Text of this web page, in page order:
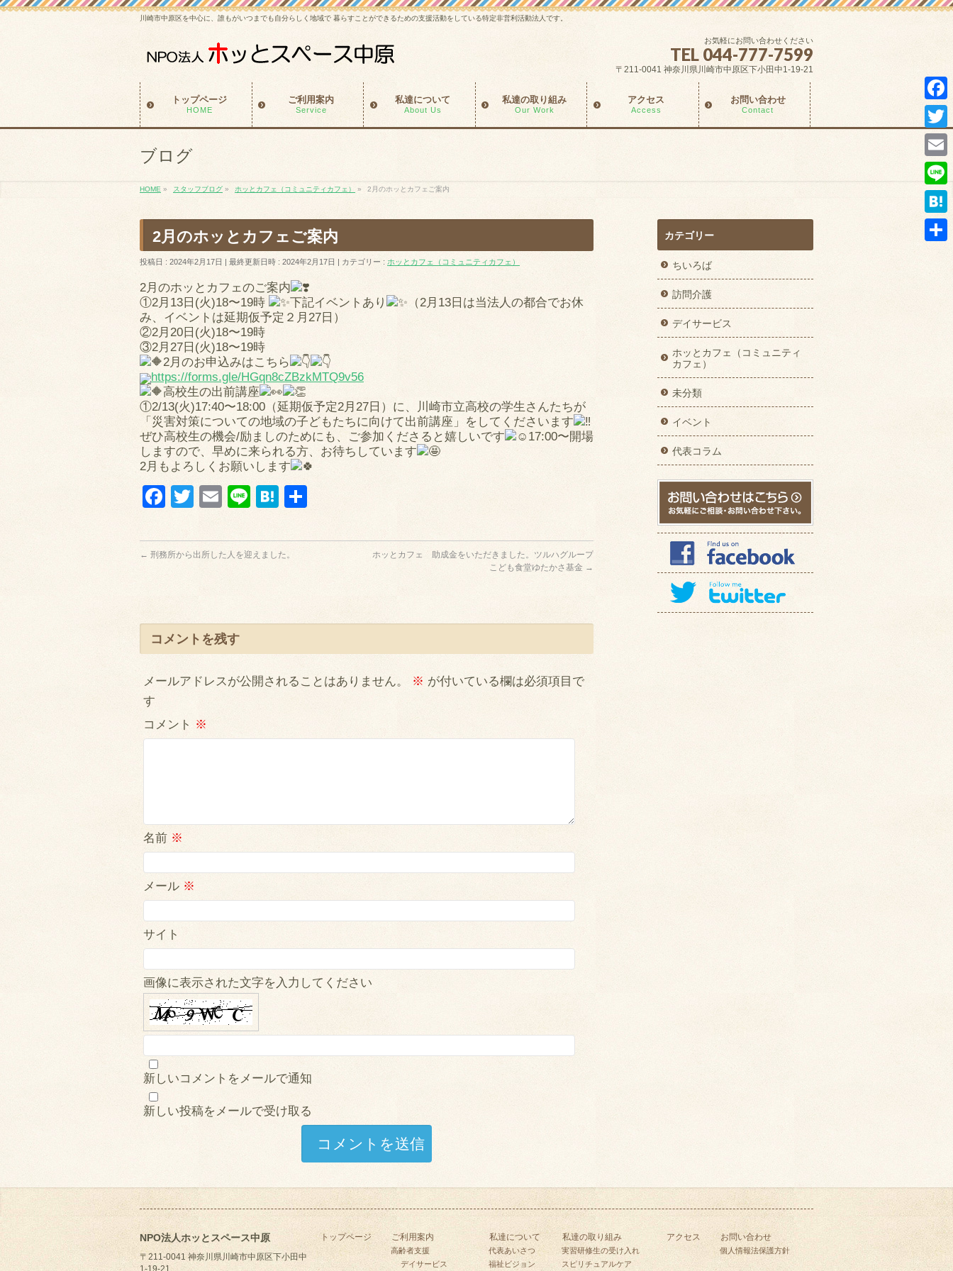
川崎市中原区を中心に、誰もがいつまでも自分らしく地域で 暮らすことができるための支援活動をしている特定非営利活動法人です。
お気軽にお問い合わせください
TEL 044-777-7599
〒211-0041 神奈川県川崎市中原区下小田中1-19-21
トップページ
HOME
ご利用案内
Service
私達について
About Us
私達の取り組み
Our Work
アクセス
Access
お問い合わせ
Contact
ブログ
HOME » スタッフブログ » ホッとカフェ（コミュニティカフェ） » 2月のホッとカフェご案内
2月のホッとカフェご案内
投稿日 : 2024年2月17日 最終更新日時 : 2024年2月17日 カテゴリー : ホッとカフェ（コミュニティカフェ）
2月のホッとカフェのご案内
①2月13日(火)18〜19時
下記イベントあり
（2月13日は当法人の都合でお休
み、イベントは延期仮予定２月27日）
②2月20日(火)18〜19時
③2月27日(火)18〜19時
2月のお申込みはこちら
https://forms.gle/HGqn8cZBzkMTQ9v56
高校生の出前講座
①2/13(火)17:40〜18:00（延期仮予定2月27日）に、川崎市立高校の学生さんたちが
「災害対策についての地域の子どもたちに向けて出前講座」をしてくださいます
ぜひ高校生の機会/励ましのためにも、ご参加くださると嬉しいです
17:00〜開場
しますので、早めに来られる方、お待ちしています
2月もよろしくお願いします
Facebook
TwitterEmailLineHatena
← 刑務所から出所した人を迎えました。
ホッとカフェ 助成金をいただきました。ツルハグループ
こども食堂ゆたかさ基金 →
コメントを残す
メールアドレスが公開されることはありません。 ※ が付いている欄は必須項目で
す
コメント ※
名前 ※
メール ※
サイト
画像に表示された文字を入力してください
新しいコメントをメールで通知
新しい投稿をメールで受け取る
カテゴリー
ちいろば
訪問介護
デイサービス
ホッとカフェ（コミュニティ
カフェ）
未分類
イベント
代表コラム
NPO法人ホッとスペース中原
〒211-0041 神奈川県川崎市中原区下小田中
1-19-21
トップページ ご利用案内
高齢者支援
デイサービス
私達について
代表あいさつ
福祉ビジョン
私達の取り組み
実習研修生の受け入れ
スピリチュアルケア
アクセス お問い合わせ
個人情報法保護方針